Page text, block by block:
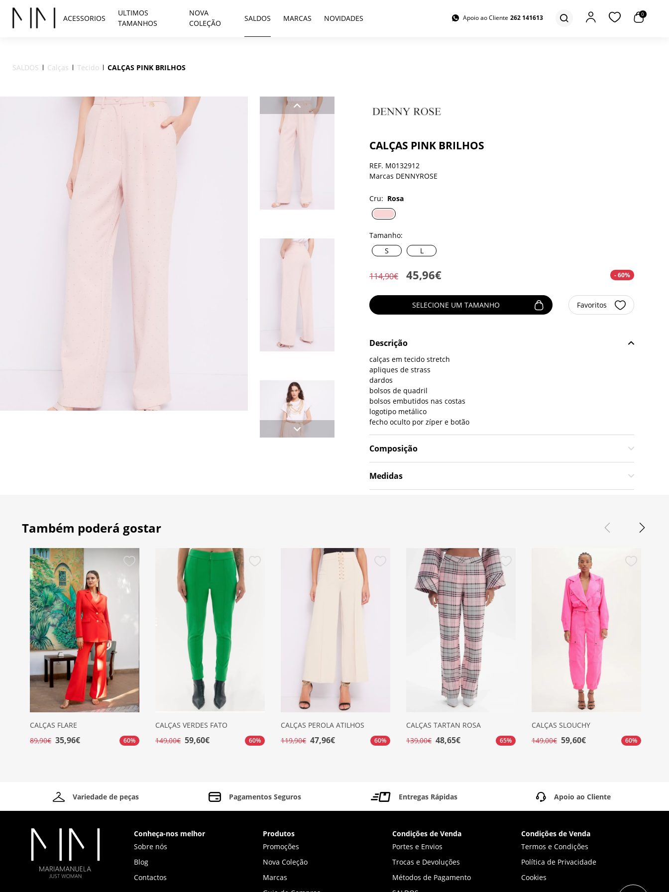
ACESSORIOS
ULTIMOS
TAMANHOS
NOVA
COLEÇÃO
SALDOS MARCAS NOVIDADES Apoio ao Cliente 262 141613 0
SALDOS Calças Tecido CALÇAS PINK BRILHOS
CALÇAS PINK BRILHOS
REF. M0132912
Marcas DENNYROSE
Cru: Rosa
Tamanho:
S
L
114,90€ 45,96€ - 60%
SELECIONE UM TAMANHO Favoritos
Descrição
calças em tecido stretch
apliques de strass
dardos
bolsos de quadril
bolsos embutidos nas costas
logotipo metálico
fecho oculto por zíper e botão
Composição
Medidas
Também poderá gostar
CALÇAS FLARE
89,90€ 35,96€ 60%
CALÇAS VERDES FATO
149,00€ 59,60€ 60%
CALÇAS PEROLA ATILHOS
119,90€ 47,96€ 60%
CALÇAS TARTAN ROSA
139,00€ 48,65€ 65%
CALÇAS SLOUCHY
149,00€ 59,60€ 60%
Variedade de peças Pagamentos Seguros Entregas Rápidas Apoio ao Cliente
Conheça-nos melhor
Sobre nós
Blog
Contactos
Produtos
Promoções
Nova Coleção
Marcas
Condições de Venda
Portes e Envios
Trocas e Devoluções
Métodos de Pagamento
Condições de Venda
Termos e Condições
Política de Privacidade
Cookies